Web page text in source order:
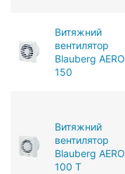
Витяжний
вентилятор
Blauberg AERO
150
Витяжний
вентилятор
Blauberg AERO
100 T